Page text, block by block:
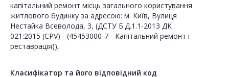
капітальний ремонт місць загального користування
житлового будинку за адресою: м. Київ, Вулиця
Нестайка Всеволода, 3, (ДСТУ Б.Д.1.1-2013 ДК
021:2015 (CPV) - (45453000-7 - Капітальний ремонт і
реставрація)),
Класифікатор та його відповідний код